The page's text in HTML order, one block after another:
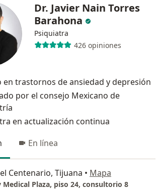
Dr. Javier Nain Torres
Barahona
Psiquiatra
426 opiniones
en trastornos de ansiedad y depresión
por el consejo Mexicano de
en actualización continua
En línea
Centenario, Tijuana • Mapa
Medical Plaza, piso 24, consultorio 8